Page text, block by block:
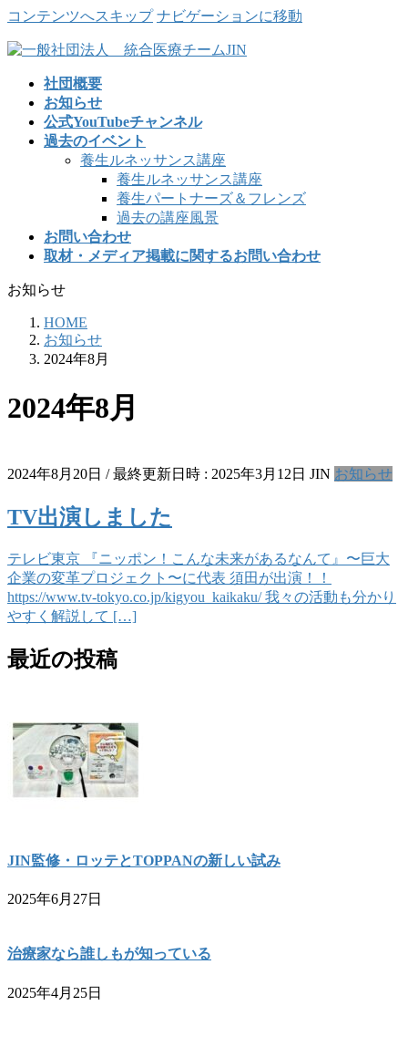
コンテンツへスキップ ナビゲーションに移動
社団概要
お知らせ
公式YouTubeチャンネル
過去のイベント
養生ルネッサンス講座
養生ルネッサンス講座
養生パートナーズ＆フレンズ
過去の講座風景
お問い合わせ
取材・メディア掲載に関するお問い合わせ
お知らせ
HOME
お知らせ
2024年8月
2024年8月
2024年8月20日 / 最終更新日時 : 2025年3月12日 JIN お知らせ
TV出演しました
テレビ東京 『ニッポン！こんな未来があるなんて』〜巨大
企業の変革プロジェクト〜に代表 須田が出演！！
https://www.tv-tokyo.co.jp/kigyou_kaikaku/ 我々の活動も分かり
やすく解説して […]
最近の投稿
JIN監修・ロッテとTOPPANの新しい試み
2025年6月27日
治療家なら誰しもが知っている
2025年4月25日